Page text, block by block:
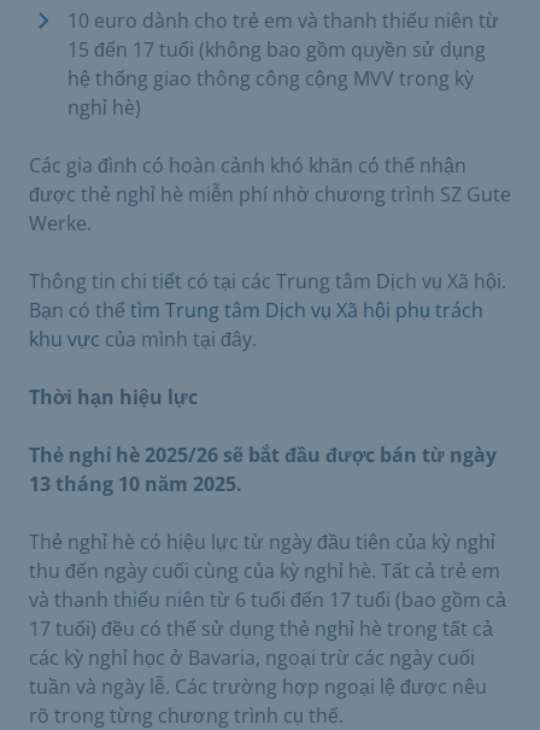
10 euro dành cho trẻ em và thanh thiếu niên từ
15 đến 17 tuổi (không bao gồm quyền sử dụng
hệ thống giao thông công cộng MVV trong kỳ
nghỉ hè)
Các gia đình có hoàn cảnh khó khăn có thể nhận
được thẻ nghỉ hè miễn phí nhờ chương trình SZ Gute
Werke.
Thông tin chi tiết có tại các Trung tâm Dịch vụ Xã hội.
Bạn có thể tìm Trung tâm Dịch vụ Xã hội phụ trách
khu vực của mình tại đây.
Thời hạn hiệu lực
Thẻ nghỉ hè 2025/26 sẽ bắt đầu được bán từ ngày
13 tháng 10 năm 2025.
Thẻ nghỉ hè có hiệu lực từ ngày đầu tiên của kỳ nghỉ
thu đến ngày cuối cùng của kỳ nghỉ hè. Tất cả trẻ em
và thanh thiếu niên từ 6 tuổi đến 17 tuổi (bao gồm cả
17 tuổi) đều có thể sử dụng thẻ nghỉ hè trong tất cả
các kỳ nghỉ học ở Bavaria, ngoại trừ các ngày cuối
tuần và ngày lễ. Các trường hợp ngoại lệ được nêu
rõ trong từng chương trình cụ thể.